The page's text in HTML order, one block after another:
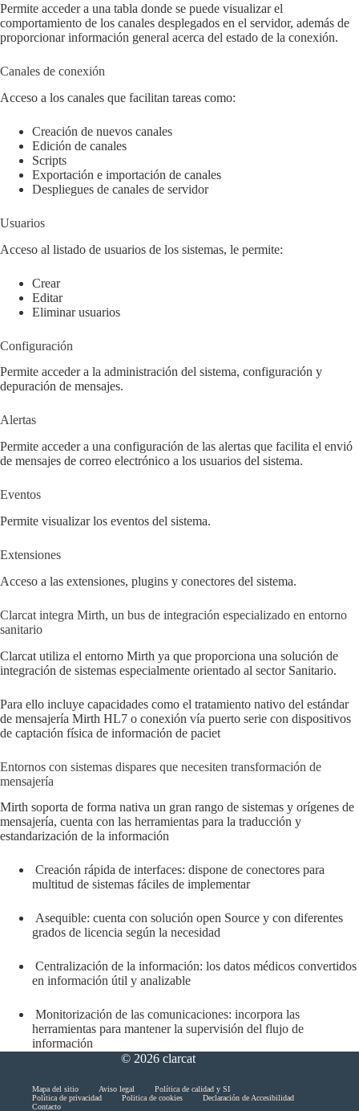
Permite acceder a una tabla donde se puede visualizar el
comportamiento de los canales desplegados en el servidor, además de
proporcionar información general acerca del estado de la conexión.
Canales de conexión
Acceso a los canales que facilitan tareas como:
Creación de nuevos canales
Edición de canales
Scripts
Exportación e importación de canales
Despliegues de canales de servidor
Usuarios
Acceso al listado de usuarios de los sistemas, le permite:
Crear
Editar
Eliminar usuarios
Configuración
Permite acceder a la administración del sistema, configuración y
depuración de mensajes.
Alertas
Permite acceder a una configuración de las alertas que facilita el envió
de mensajes de correo electrónico a los usuarios del sistema.
Eventos
Permite visualizar los eventos del sistema.
Extensiones
Acceso a las extensiones, plugins y conectores del sistema.
Clarcat integra Mirth, un bus de integración especializado en entorno
sanitario
Clarcat utiliza el entorno Mirth ya que proporciona una solución de
integración de sistemas especialmente orientado al sector Sanitario.
Para ello incluye capacidades como el tratamiento nativo del estándar
de mensajería Mirth HL7 o conexión vía puerto serie con dispositivos
de captación física de información de paciet
Entornos con sistemas dispares que necesiten transformación de
mensajería
Mirth soporta de forma nativa un gran rango de sistemas y orígenes de
mensajería, cuenta con las herramientas para la traducción y
estandarización de la información
Creación rápida de interfaces: dispone de conectores para
multitud de sistemas fáciles de implementar
Asequible: cuenta con solución open Source y con diferentes
grados de licencia según la necesidad
Centralización de la información: los datos médicos convertidos
en información útil y analizable
Monitorización de las comunicaciones: incorpora las
herramientas para mantener la supervisión del flujo de
información
© 2026 clarcat
Mapa del sitio Aviso legal
Política de calidad y SI
Política de privacidad
Politica de cookies
Declaración de Accesibilidad
Contacto